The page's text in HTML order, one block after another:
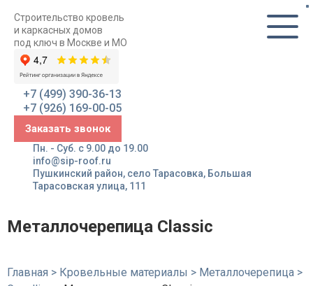
Строительство кровель
и каркасных домов
под ключ в Москве и МО
+7 (499) 390-36-13
+7 (926) 169-00-05
Заказать звонок
Пн. - Суб. с 9.00 до 19.00
info@sip-roof.ru
Пушкинский район, село Тарасовка, Большая
Тарасовская улица, 111
Металлочерепица Classic
Главная > Кровельные материалы > Металлочерепица >